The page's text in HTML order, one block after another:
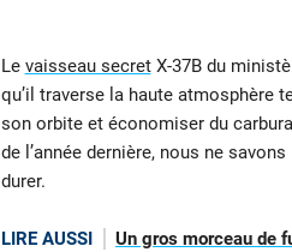
Le vaisseau secretX-37B du
qu’il traverse la haute atmosphère
son orbite et économiser du
de l’année dernière, nous ne
durer.
LIRE AUSSI Un gros morceau de